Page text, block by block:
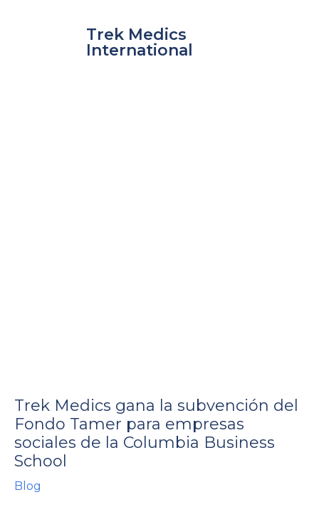
Trek Medics
International
Trek Medics gana la subvención del
Fondo Tamer para empresas
sociales de la Columbia Business
School
Blog